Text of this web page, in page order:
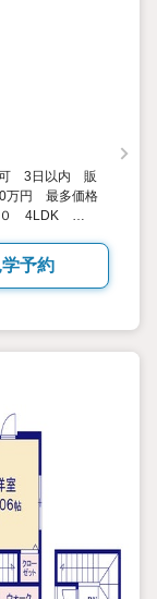
可 3日以内 販
万円 最多価格
０ 4LDK
学予約